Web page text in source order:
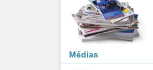
Médias